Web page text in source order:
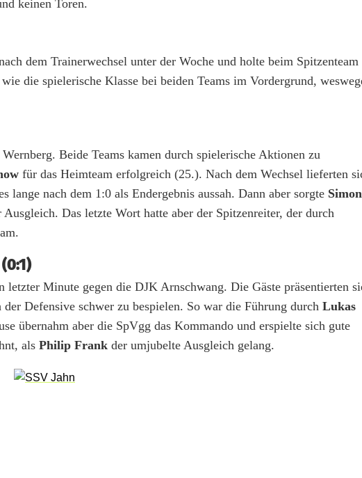
keinen Toren.
dem Trainerwechsel unter der Woche und holte beim Spitzenteam
die spielerische Klasse bei beiden Teams im Vordergrund,
Beide Teams kamen durch spielerische Aktionen zu
für das Heimteam erfolgreich (25.). Nach dem Wechsel lieferten
lange nach dem 1:0 als Endergebnis aussah. Dann aber sorgte Simon
Das letzte Wort hatte aber der Spitzenreiter, der durch
Minute gegen die DJK Arnschwang. Die Gäste präsentierten
Defensive schwer zu bespielen. So war die Führung durch Lukas
übernahm aber die SpVgg das Kommando und erspielte sich gute
als Philip Frank der umjubelte Ausgleich gelang.